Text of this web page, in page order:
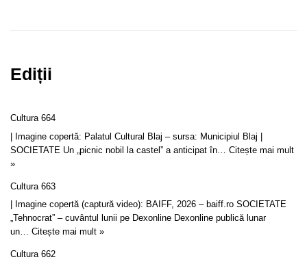
Ediții
Cultura 664
| Imagine copertă: Palatul Cultural Blaj – sursa: Municipiul Blaj |
SOCIETATE Un „picnic nobil la castel” a anticipat în… Citește mai mult
»
Cultura 663
| Imagine copertă (captură video): BAIFF, 2026 – baiff.ro SOCIETATE
„Tehnocrat” – cuvântul lunii pe Dexonline Dexonline publică lunar
un… Citește mai mult »
Cultura 662